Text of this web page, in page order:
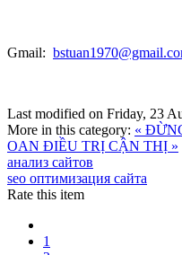
Gmail:
Last modified on Friday, 23
More in this category: «
OAN ĐIỀU TRỊ CẬN THỊ »
анализ сайтов
seo оптимизация сайта
Rate this item
1